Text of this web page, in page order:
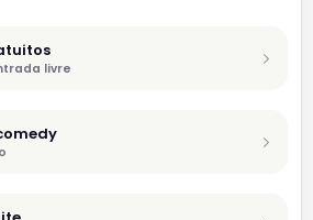
livre